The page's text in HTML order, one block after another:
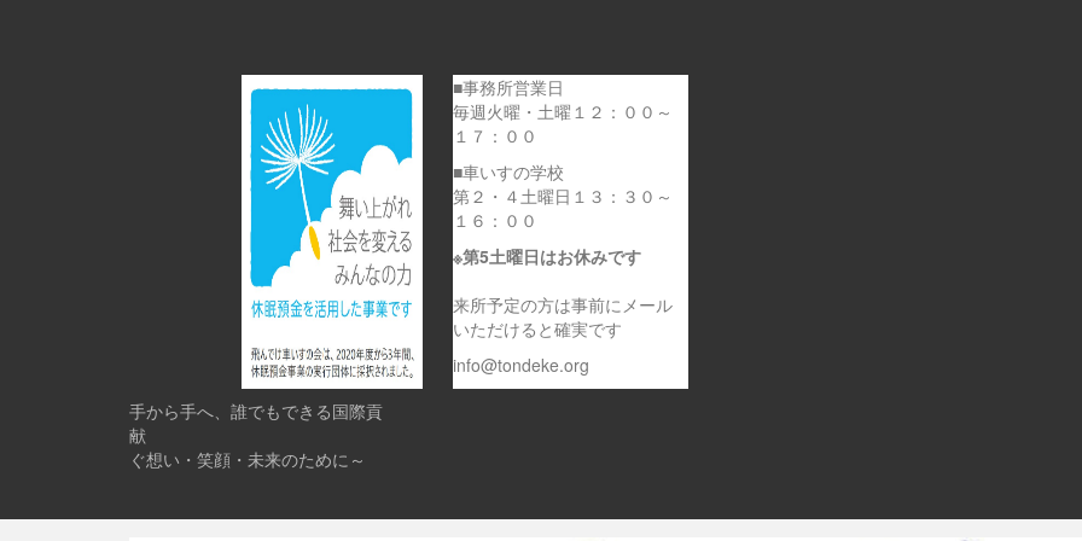
■事務所営業日
毎週火曜・土曜１２：００～
１７：００
■車いすの学校
第２・４土曜日１３：３０～
１６：００
※第5土曜日はお休みです
来所予定の方は事前にメール
いただけると確実です
info@tondeke.org
手から手へ、誰でもできる国際貢
献 ～車いす
ぐ想い・笑顔・未来のために～